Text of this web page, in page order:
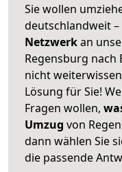
Sie wollen
deutschlandweit
Netzwerkan
Regensburg nach
nicht
Lösung für Sie!
Fragen wollen,
Umzug von
dann wählen Sie
die passende